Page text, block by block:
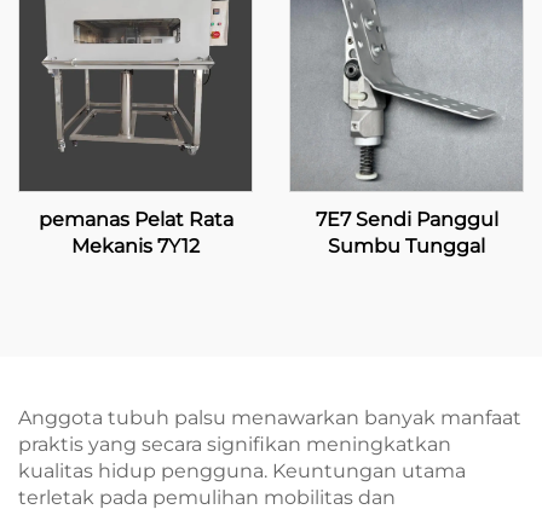
pemanas Pelat Rata
Mekanis 7Y12
7E7 Sendi Panggul
Sumbu Tunggal
Anggota tubuh palsu menawarkan banyak manfaat
praktis yang secara signifikan meningkatkan
kualitas hidup pengguna. Keuntungan utama
terletak pada pemulihan mobilitas dan